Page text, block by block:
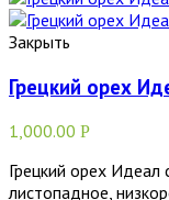
Закрыть
Грецкий орех
1,000.00 Р
Грецкий орех
листопадное,